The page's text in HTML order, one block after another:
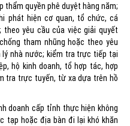
thẩm quyền phê duyệt hàng năm;
phát hiện cơ quan, tổ chức, cá
yêu cầu của việc giải quyết
tham nhũng hoặc theo yêu
nhà nước; kiểm tra trực tiếp tại
hộ kinh doanh, tổ hợp tác, hợp
tra trực tuyến, từ xa dựa trên hồ
doanh cấp tỉnh thực hiện không
tạp hoặc địa bàn đi lại khó khăn